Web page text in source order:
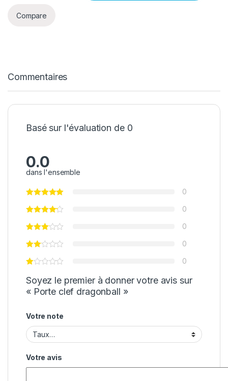
Compare
Commentaires
Basé sur l'évaluation de 0
0.0
dans l'ensemble
0
0
0
0
0
Soyez le premier à donner votre avis sur
« Porte clef dragonball »
Votre note
Votre avis